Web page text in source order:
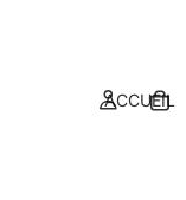
ACCUEIL